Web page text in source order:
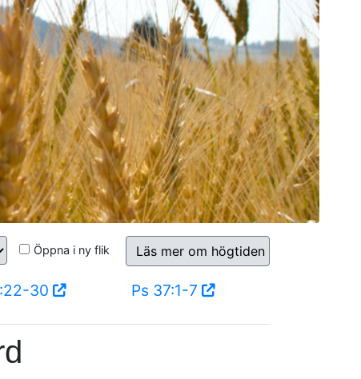
Öppna i ny flik Läs mer om högtiden
30 Ps 37:1-7